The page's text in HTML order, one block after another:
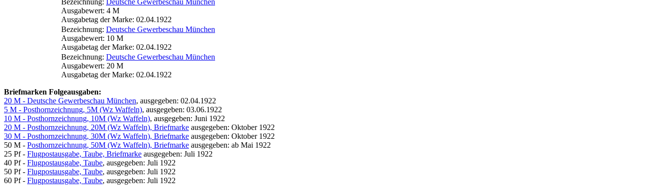
Ausgabewert: 4 M
Ausgabetag der Marke: 02.04.1922
Bezeichnung: Deutsche Gewerbeschau München
Ausgabewert: 10 M
Ausgabetag der Marke: 02.04.1922
Bezeichnung: Deutsche Gewerbeschau München
Ausgabewert: 20 M
Ausgabetag der Marke: 02.04.1922
Briefmarken Folgeausgaben:
20 M - Deutsche Gewerbeschau München, ausgegeben: 02.04.1922
5 M - Posthornzeichnung, 5M (Wz Waffeln), ausgegeben: 03.06.1922
10 M - Posthornzeichnung, 10M (Wz Waffeln), ausgegeben: Juni 1922
20 M - Posthornzeichnung, 20M (Wz Waffeln), Briefmarke ausgegeben: Oktober 1922
30 M - Posthornzeichnung, 30M (Wz Waffeln), Briefmarke ausgegeben: Oktober 1922
50 M - Posthornzeichnung, 50M (Wz Waffeln), Briefmarke ausgegeben: ab Mai 1922
25 Pf - Flugpostausgabe, Taube, Briefmarke ausgegeben: Juli 1922
40 Pf - Flugpostausgabe, Taube, ausgegeben: Juli 1922
50 Pf - Flugpostausgabe, Taube, ausgegeben: Juli 1922
60 Pf - Flugpostausgabe, Taube, ausgegeben: Juli 1922